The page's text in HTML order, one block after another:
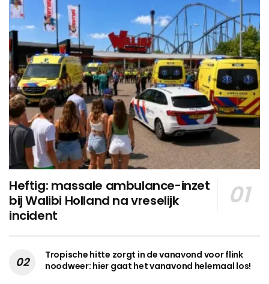
Heftig: massale ambulance-inzet
bij Walibi Holland na vreselijk
incident
Tropische hitte zorgt in de vanavond voor flink
noodweer: hier gaat het vanavond helemaal los!